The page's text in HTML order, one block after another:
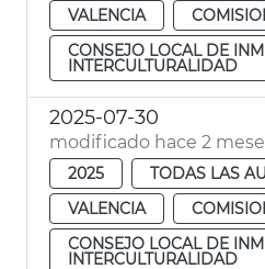
VALENCIA
CONSEJO LOCAL DE
INTERCULTURALIDAD
2025-07-30
modificado hace 2
2025
TODAS LAS
VALENCIA
CONSEJO LOCAL DE
INTERCULTURALIDAD